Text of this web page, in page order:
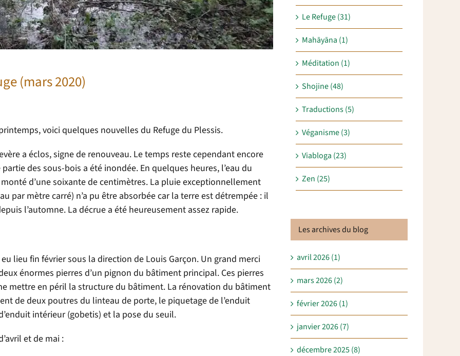
(mars 2020)
voici quelques nouvelles du Refuge du Plessis.
a éclos, signe de renouveau. Le temps reste cependant encore
des sous-bois a été inondée. En quelques heures, l’eau du
d’une soixante de centimètres. La pluie exceptionnellement
par mètre carré) n’a pu être absorbée car la terre est détrempée : il
l’automne. La décrue a été heureusement assez rapide.
lieu fin février sous la direction de Louis Garçon. Un grand merci
énormes pierres d’un pignon du bâtiment principal. Ces pierres
mettre en péril la structure du bâtiment. La rénovation du bâtiment
de deux poutres du linteau de porte, le piquetage de l’enduit
intérieur (gobetis) et la pose du seuil.
et de mai :
Le Refuge (31)
Mahāyāna (1)
Méditation (1)
Shojine (48)
Traductions (5)
Véganisme (3)
Viabloga (23)
Zen (25)
Les archives du blog
avril 2026 (1)
mars 2026 (2)
février 2026 (1)
janvier 2026 (7)
décembre 2025 (8)